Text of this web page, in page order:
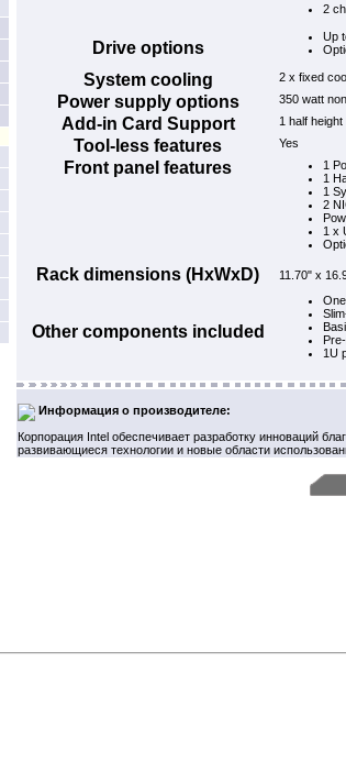
2
Drive options
Up
System cooling 2 x fixed
Power supply options 350 watt
Add-in Card Support 1 half
Tool-less features Yes
Front panel features
1
1
1
2
1 x
Rack dimensions (HxWxD) 11.70" x
Other components included
1U
Информация о производителе:
Корпорация Intel обеспечивает разработку инноваций
развивающиеся технологии и новые области